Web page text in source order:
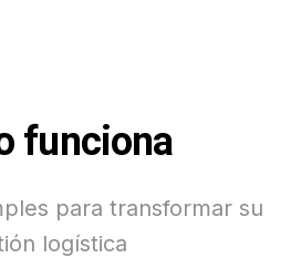
funciona
para transformar su
logística